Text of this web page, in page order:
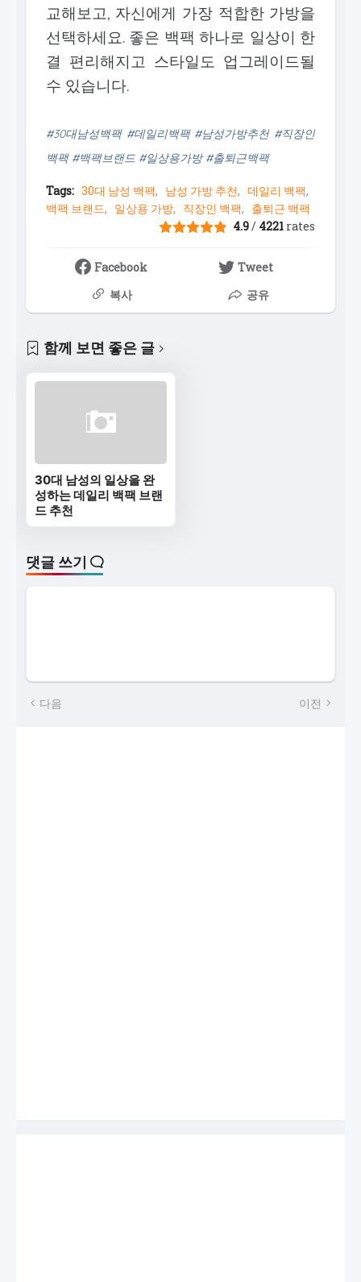
교해보고, 자신에게 가장 적합한 가방을
선택하세요. 좋은 백팩 하나로 일상이 한
결 편리해지고 스타일도 업그레이드될
수 있습니다.
#30대남성백팩 #데일리백팩 #남성가방추천 #직장인
백팩 #백팩브랜드 #일상용가방 #출퇴근백팩
Tags: 30대 남성 백팩 남성 가방 추천
데일리 백팩
백팩 브랜드
일상용 가방 직장인 백팩
출퇴근 백팩
4.9/ 4221 rates
Facebook
Tweet
복사
공유
함께 보면 좋은 글
30대 남성의 일상을 완
성하는 데일리 백팩 브랜
드 추천
댓글 쓰기
다음 이전